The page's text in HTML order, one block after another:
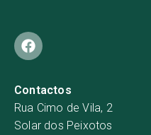
Contactos
Rua Cimo de Vila, 2
Solar dos Peixotos